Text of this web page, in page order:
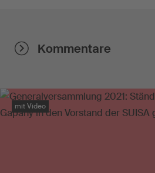
Kommentare
mit Video